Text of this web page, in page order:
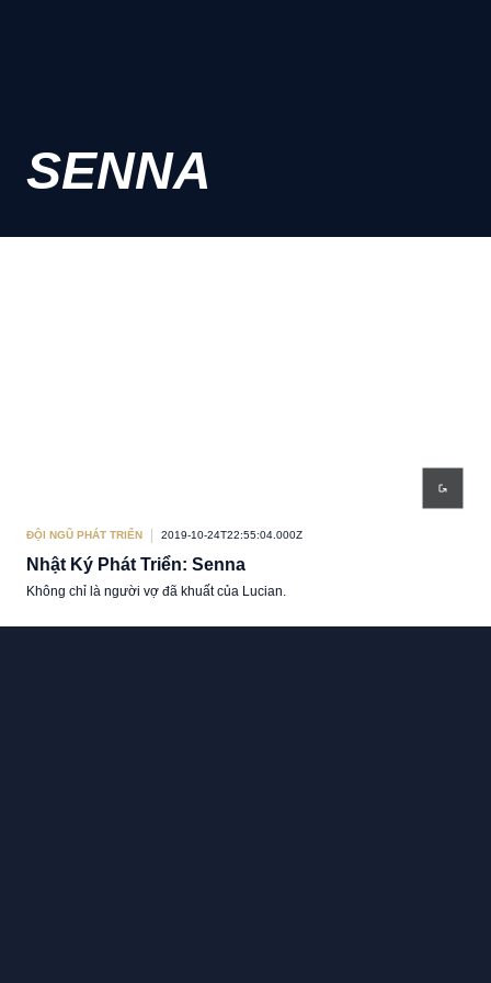
SENNA
ĐỘI NGŨ PHÁT TRIỂN 2019-10-24T22:55:04.000Z
Nhật Ký Phát Triển: Senna
Không chỉ là người vợ đã khuất của Lucian.